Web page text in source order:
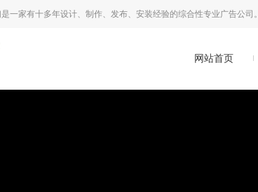
一家有十多年设计、制作、发布、安装经验的综合性专业广告公司。
网站首页